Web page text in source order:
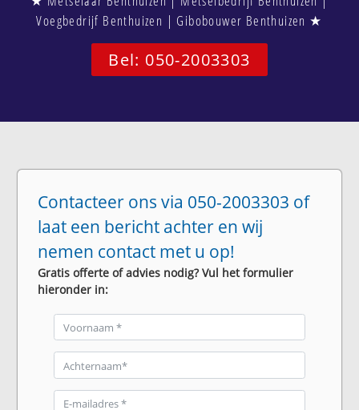
Voegbedrijf Benthuizen | Gibobouwer Benthuizen ★
Bel: 050-2003303
Contacteer ons via 050-2003303 of
laat een bericht achter en wij
nemen contact met u op!
Gratis offerte of advies nodig? Vul het formulier
hieronder in: